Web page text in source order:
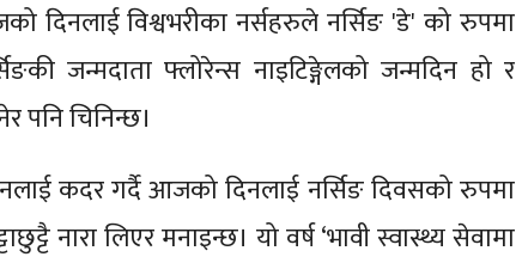
दिनलाई विश्वभरीका नर्सहरुले नर्सिङ 'डे' को रुपमा
जन्मदाता फ्लोरेन्स नाइटिङ्गेलको जन्मदिन हो र
पनि चिनिन्छ।
कदर गर्दै आजको दिनलाई नर्सिङ दिवसको रुपमा
नारा लिएर मनाइन्छ। यो वर्ष ‘भावी स्वास्थ्य सेवामा